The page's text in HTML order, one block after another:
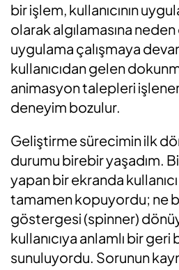
bir işlem, kullanıcının
olarak algılamasına
uygulama çalışmaya
kullanıcıdan gelen
animasyon talepleri
deneyim bozulur.
Geliştirme sürecimin ilk
durumu birebir yaşadım.
yapan bir ekranda
tamamen kopuyordu; ne
göstergesi (spinner)
kullanıcıya anlamlı bir geri
sunuluyordu. Sorunun